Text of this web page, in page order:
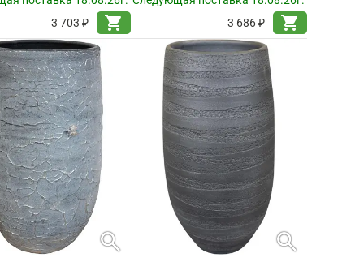
3 703 ₽
shopping_cart
3 686 ₽
shopping_cart
search search